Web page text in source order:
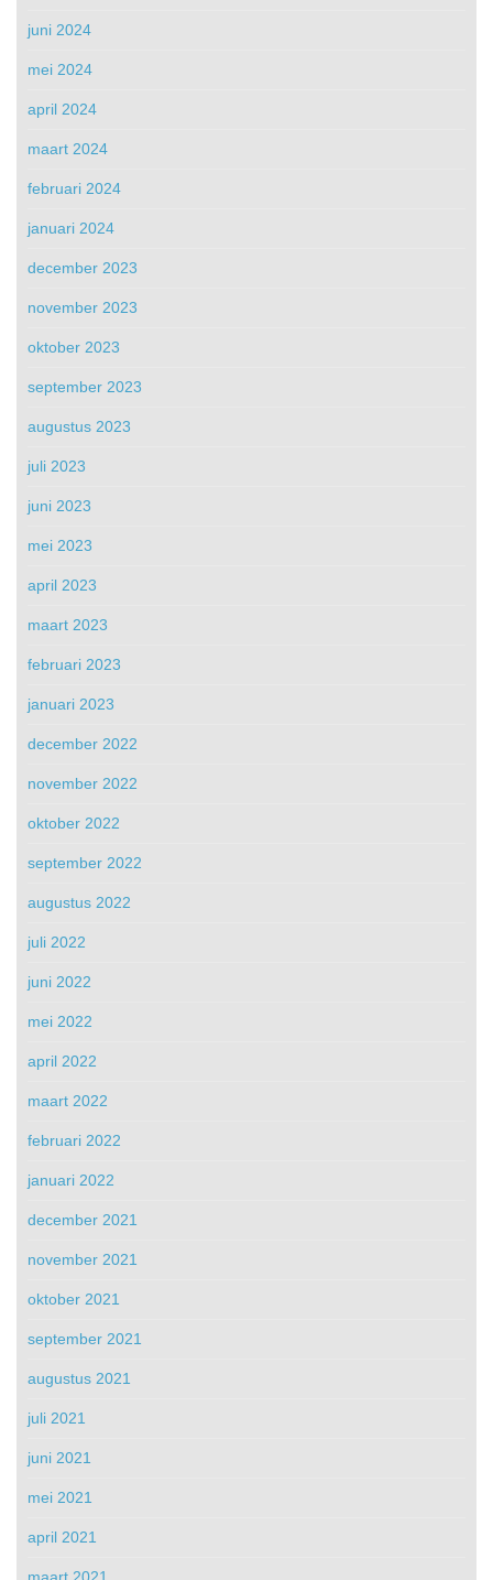
juni 2024
mei 2024
april 2024
maart 2024
februari 2024
januari 2024
december 2023
november 2023
oktober 2023
september 2023
augustus 2023
juli 2023
juni 2023
mei 2023
april 2023
maart 2023
februari 2023
januari 2023
december 2022
november 2022
oktober 2022
september 2022
augustus 2022
juli 2022
juni 2022
mei 2022
april 2022
maart 2022
februari 2022
januari 2022
december 2021
november 2021
oktober 2021
september 2021
augustus 2021
juli 2021
juni 2021
mei 2021
april 2021